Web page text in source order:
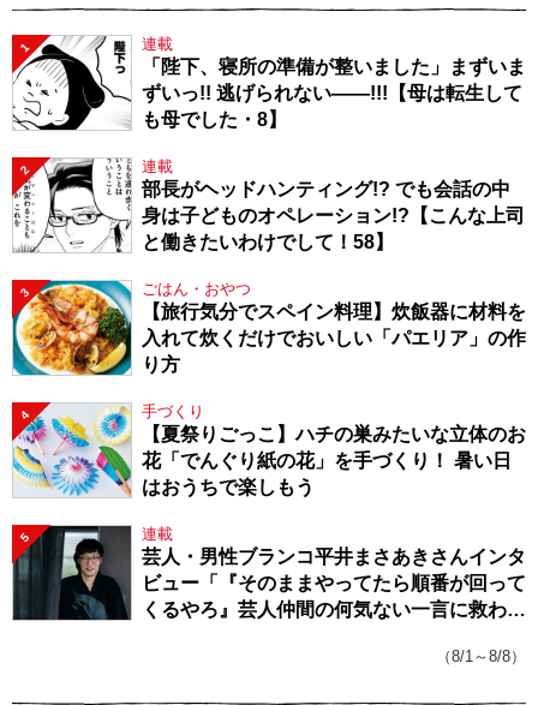
1 連載
「陛下、寝所の準備が整いました」まずいま
ずいっ!! 逃げられない――!!!【母は転生して
も母でした・8】
2 連載
部長がヘッドハンティング!? でも会話の中
身は子どものオペレーション!?【こんな上司
と働きたいわけでして！58】
3 ごはん・おやつ
【旅行気分でスペイン料理】炊飯器に材料を
入れて炊くだけでおいしい「パエリア」の作
り方
4 手づくり
【夏祭りごっこ】ハチの巣みたいな立体のお
花「でんぐり紙の花」を手づくり！ 暑い日
はおうちで楽しもう
5 連載
芸人・男性ブランコ平井まさあきさんインタ
ビュー「『そのままやってたら順番が回って
くるやろ』芸人仲間の何気ない一言に救われ
（8/1～8/8）